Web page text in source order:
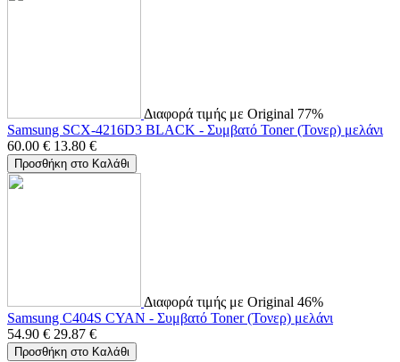
Διαφορά τιμής με Original 77%
Samsung SCX-4216D3 BLACK - Συμβατό Toner (Τονερ) μελάνι
60.00 € 13.80 €
Προσθήκη στο Καλάθι
Διαφορά τιμής με Original 46%
Samsung C404S CYAN - Συμβατό Toner (Τονερ) μελάνι
54.90 € 29.87 €
Προσθήκη στο Καλάθι